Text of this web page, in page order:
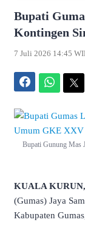
Bupati
Kontingen
7 Juli 2026 14:45
Bupati Gunung Mas
KUALA
(Gumas) Jaya
Kabupaten